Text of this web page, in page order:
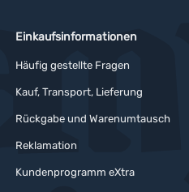
Einkaufsinformationen
Häufig gestellte Fragen
Kauf, Transport, Lieferung
Rückgabe und Warenumtausch
Reklamation
Kundenprogramm eXtra